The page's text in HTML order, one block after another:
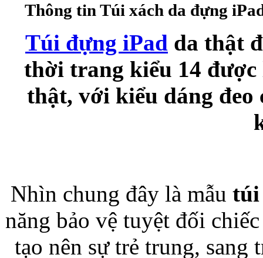
Ốp lưng Sony
Bao da samsung
Bao da Samsung
Thông tin Túi xách da đựng
Túi đựng iPad da thật
thời trang kiểu 14
thật, với kiểu dáng
Nhìn chung đây là mẫu túi
năng bảo vệ tuyệt đối
tạo nên sự trẻ trung,